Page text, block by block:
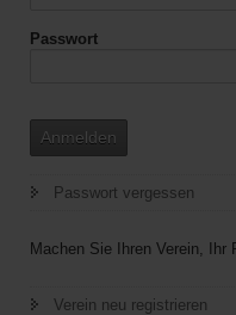
Passwort
Anmelden
Passwort vergessen
Machen Sie Ihren Verein, Ihr
Verein neu registrieren